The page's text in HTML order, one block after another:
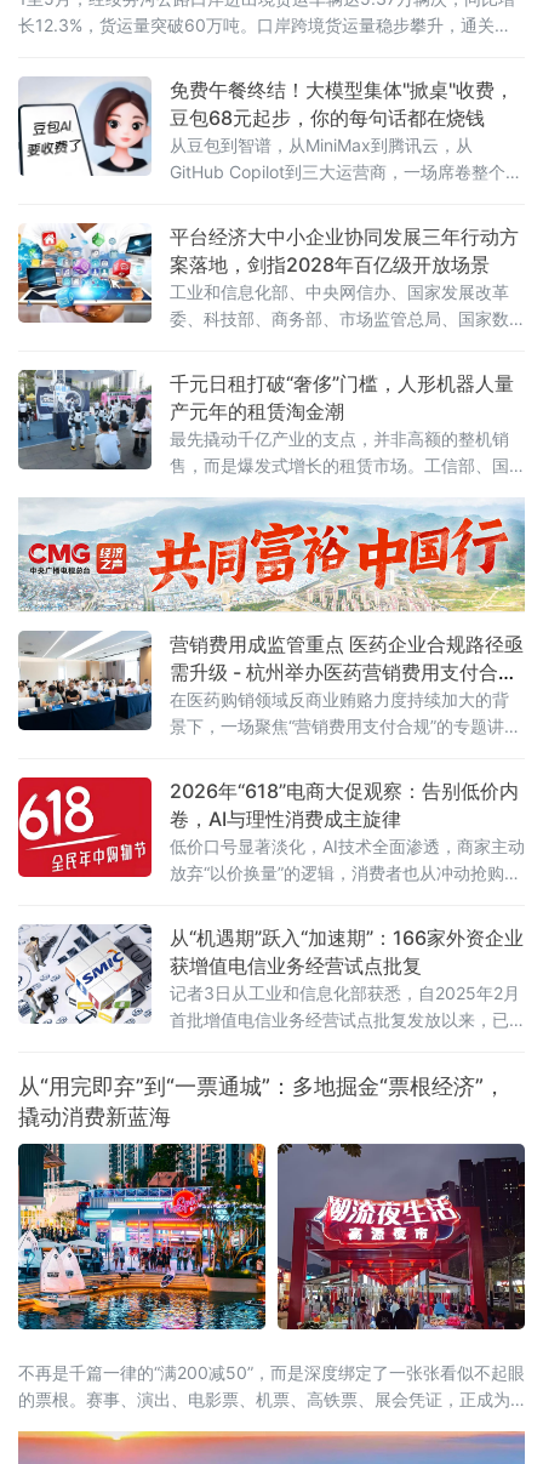
长12.3%，货运量突破60万吨。口岸跨境货运量稳步攀升，通关车
免费午餐终结！大模型集体"掀桌"收费，
豆包68元起步，你的每句话都在烧钱
从豆包到智谱，从MiniMax到腾讯云，从
GitHub Copilot到三大运营商，一场席卷整个AI
时代"最后的残垣。《人民日报》今日刊发读者
点题文章，直指核心之问：大模型收费，合理
吗？答案藏在一组令人咋舌的数字里。一、账
单爆发：日均140万亿
平台经济大中小企业协同发展三年行动方
案落地，剑指2028年百亿级开放场景
工业和信息化部、中央网信办、国家发展改革
委、科技部、商务部、市场监管总局、国家数
业协同发展行动方案（2026—2028年）》（工
信部联信管〔2026〕119号），以系统性制度
设计打通大中小企业融通堵点，为平台经济转
型升级按下"加速键"。关键数据亮眼：三批清
单、百个试点、六十个场景方案明确，到2028
年，平台经济大中小企业协同发
千元日租打破“奢侈”门槛，人形机器人量
产元年的租赁淘金潮
最先撬动千亿产业的支点，并非高额的整机销
售，而是爆发式增长的租赁市场。工信部、国
2026年度人形机器人与具身智能实
营销费用成监管重点 医药企业合规路径亟
需升级 - 杭州举办医药营销费用支付合规
专题讲座
在医药购销领域反商业贿赂力度持续加大的背
景下，一场聚焦“营销费用支付合规”的专题讲座
及合规服务等产业链各环节的50余位企业代
表，围绕两高最新司法解释及行业纠风工作要
求，深入探讨合规经营与风险防控的实践路
径。6月5日，由杭州金华商会食品药品分会主
办、药闻天下与和泽医药承办的“医药企业营销
2026年“618”电商大促观察：告别低价内
卷，AI与理性消费成主旋律
低价口号显著淡化，AI技术全面渗透，商家主动
放弃“以价换量”的逻辑，消费者也从冲动抢购转
从“机遇期”跃入“加速期”：166家外资企业
获增值电信业务经营试点批复
记者3日从工业和信息化部获悉，自2025年2月
首批增值电信业务经营试点批复发放以来，已
展互联网数据中心、互联网接入服务、信息服
务等增值电信业务。这被看作是我国主动对接
的重要进展。在试点数量快速扩容的
从“用完即弃”到“一票通城”：多地掘金“票根经济”，
撬动消费新蓝海
不再是千篇一律的“满200减50”，而是深度绑定了一张张看似不起眼
的票根。赛事、演出、电影票、机票、高铁票、展会凭证，正成为
心的新浪潮，正试图通过一张张电子或纸质票根，精准捕捉城市里